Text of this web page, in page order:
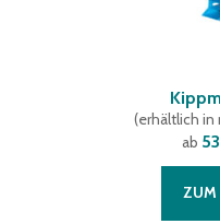
(erhältlich in
ab
ZUM